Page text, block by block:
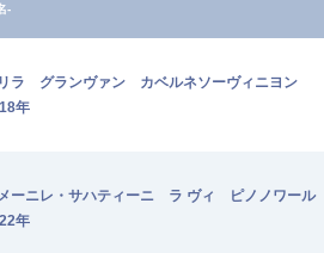
-
ラ グランヴァン カベルネソーヴィニヨン
年
メーニレ・サハティーニ ラ ヴィ ピノノワール
年